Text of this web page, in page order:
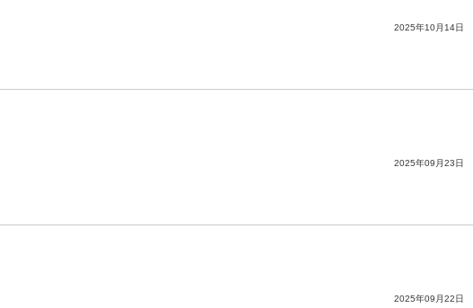
2025年10月14日
2025年09月23日
2025年09月22日